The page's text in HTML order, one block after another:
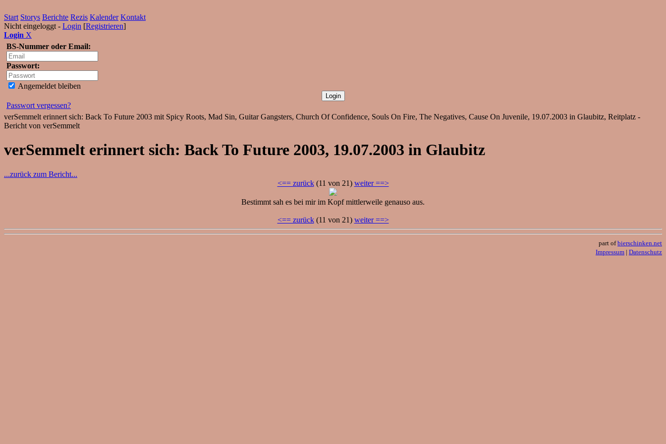
Start Storys Berichte Rezis Kalender Kontakt
Nicht eingeloggt - Login [Registrieren]
Login X
BS-Nummer oder Email:
Passwort:
Angemeldet bleiben
Passwort vergessen?
verSemmelt erinnert sich: Back To Future 2003 mit Spicy Roots, Mad Sin, Guitar Gangsters, Church Of Confidence, Souls On Fire, The Negatives, Cause On Juvenile, 19.07.2003 in Glaubitz, Reitplatz -
Bericht von verSemmelt
verSemmelt erinnert sich: Back To Future 2003, 19.07.2003 in Glaubitz
...zurück zum Bericht...
<== zurück(11 von 21) weiter ==>
Bestimmt sah es bei mir im Kopf mittlerweile genauso aus.
<== zurück(11 von 21) weiter ==>
part ofbierschinken.net
Impressum | Datenschutz